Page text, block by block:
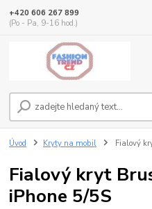
+420 606 267 899
(Po - Pa, 9-16 hod.)
Úvod Kryty na mobil Fialový
Fialový kryt
iPhone 5/5S